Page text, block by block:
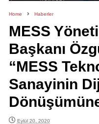
Home Haberler
MESS
Başkanı
“MESS
Sanayinin
Eylül 20, 2020